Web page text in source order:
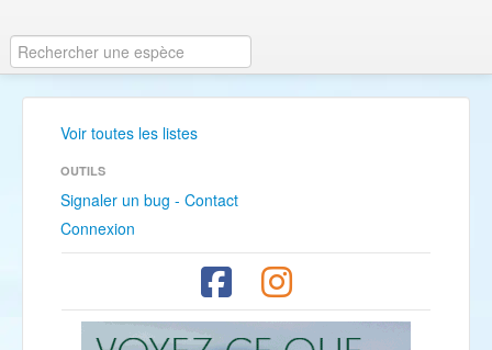
Voir toutes les listes
OUTILS
Signaler un bug - Contact
Connexion